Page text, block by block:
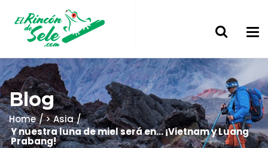
Blog
Home
> Asia
Y nuestra luna de miel será en… ¡Vietnam y Luang
Prabang!